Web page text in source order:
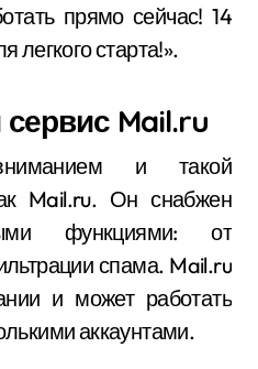
прямо сейчас! 14
легкого старта!».
Mail.ru
и такой
Mail.ru. Он снабжен
функциями: от
спама. Mail.ru
и может работать
аккаунтами.